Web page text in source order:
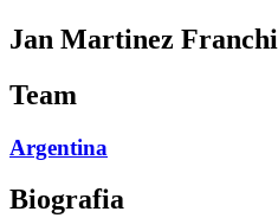
Jan Martinez Franchi
Team
Argentina
Biografia